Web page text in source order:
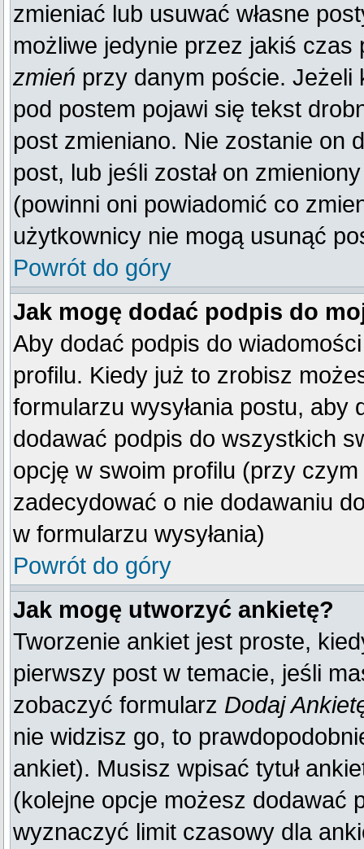
zmieniać lub usuwać własne
możliwe jedynie przez jakiś
zmień przy danym poście. Jeżeli
pod postem pojawi się tekst
post zmieniano. Nie zostanie on
post, lub jeśli został on
(powinni oni powiadomić co
użytkownicy nie mogą usunąć
Powrót do góry
Jak mogę dodać podpis do
Aby dodać podpis do
profilu. Kiedy już to zrobisz
formularzu wysyłania postu,
dodawać podpis do wszystkich
opcję w swoim profilu (przy
zadecydować o nie dodawaniu
w formularzu wysyłania)
Powrót do góry
Jak mogę utworzyć ankietę?
Tworzenie ankiet jest proste,
pierwszy post w temacie, jeśli
zobaczyć formularz Dodaj
nie widzisz go, to
ankiet). Musisz wpisać tytuł
(kolejne opcje możesz dodawać
wyznaczyć limit czasowy dla